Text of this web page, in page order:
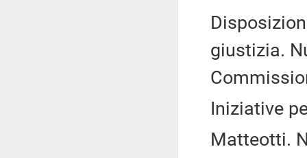
giustizia.
Iniziative
Matteotti.